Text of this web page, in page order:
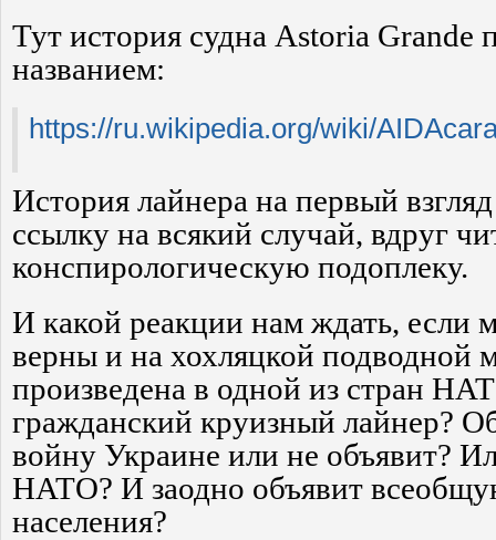
Тут история судна Astoria Grande
названием:
https://ru.wikipedia.org/wiki/
История лайнера на первый
ссылку на всякий случай, вдруг
конспирологическую подоплеку.
И какой реакции нам ждать, если
верны и на хохляцкой подводной
произведена в одной из стран
гражданский круизный лайнер?
войну Украине или не объявит?
НАТО? И заодно объявит
населения?